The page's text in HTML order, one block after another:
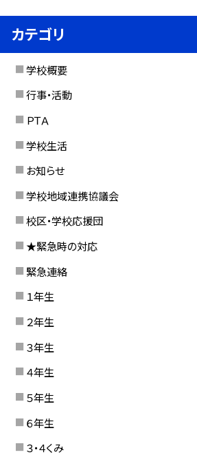
カテゴリ
学校概要
行事・活動
ＰＴＡ
学校生活
お知らせ
学校地域連携協議会
校区・学校応援団
★緊急時の対応
緊急連絡
１年生
２年生
３年生
４年生
５年生
６年生
３・４くみ